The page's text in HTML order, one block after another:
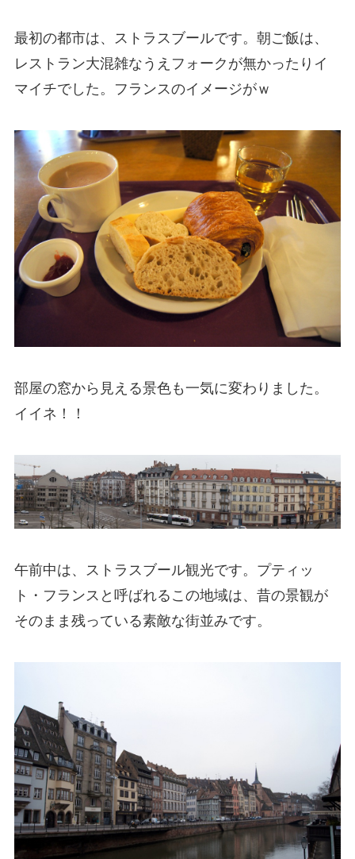
最初の都市は、ストラスブールです。朝ご飯は、
レストラン大混雑なうえフォークが無かったりイ
マイチでした。フランスのイメージがｗ
部屋の窓から見える景色も一気に変わりました。
イイネ！！
午前中は、ストラスブール観光です。プティッ
ト・フランスと呼ばれるこの地域は、昔の景観が
そのまま残っている素敵な街並みです。